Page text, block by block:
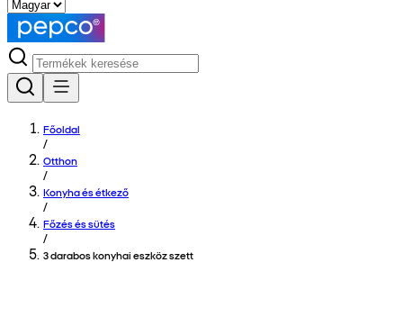
Főoldal
/
Otthon
/
Konyha és étkező
/
Főzés és sütés
/
3 darabos konyhai eszköz szett